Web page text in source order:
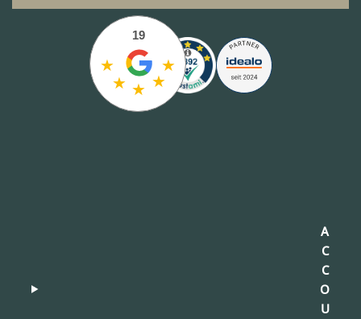
★
★ ★ ★
★
19
A
C
C
O
U